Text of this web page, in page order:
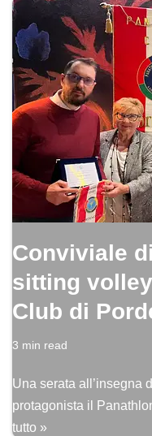
Conviviale
sitting
Club di
3 min read
Una serata all’insegna
protagonista il
tutto »